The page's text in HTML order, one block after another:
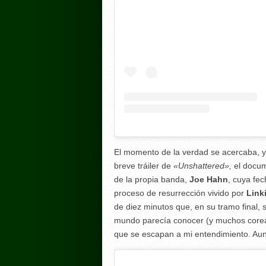
El momento de la verdad se acercaba,
breve tráiler de «Unshattered», el
de la propia banda, Joe Hahn, cuya
proceso de resurrección vivido por
de diez minutos que, en su tramo final,
mundo parecía conocer (y muchos
que se escapan a mi entendimiento.